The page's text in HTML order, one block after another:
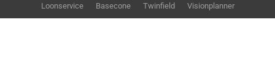
Loonservice Basecone Twinfield Visionplanner